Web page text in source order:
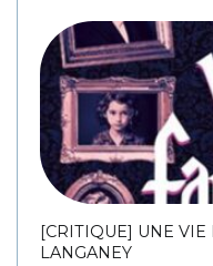
[CRITIQUE] UNE
LANGANEY